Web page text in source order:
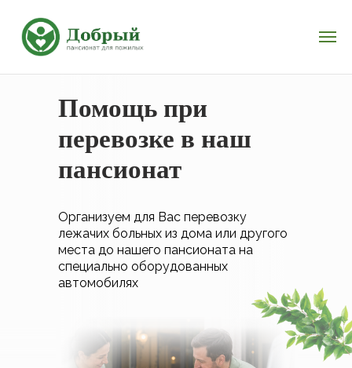
Помощь при
перевозке в наш
пансионат
Организуем для Вас перевозку
лежачих больных из дома или другого
места до нашего пансионата на
специально оборудованных
автомобилях